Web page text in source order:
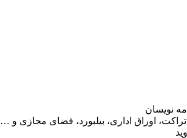
نویسان
اوراق اداری، بیلبورد، فضای مجازی و …